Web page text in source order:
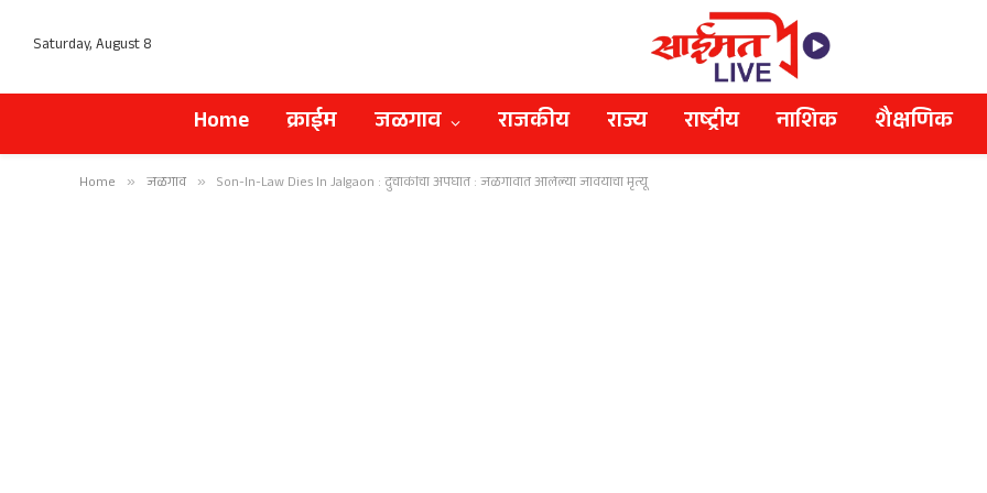
Saturday, August 8
Home क्राईम जळगाव राजकीय राज्य राष्ट्रीय नाशिक शैक्षणिक
Home » जळगाव » Son-In-Law Dies In Jalgaon : दुचाकीचा अपघात : जळगावात आलेल्या जावयाचा मृत्यू